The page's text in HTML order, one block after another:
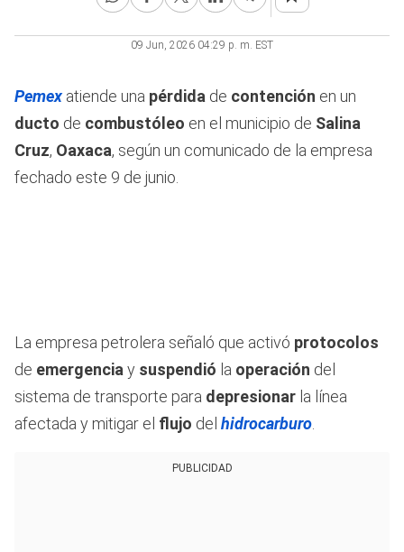
09 Jun, 2026 04:29 p. m. EST
Pemexatiende una pérdida de contención en un
ducto de combustóleo en el municipio de Salina
Cruz, Oaxaca, según un comunicado de la empresa
fechado este 9 de junio.
La empresa petrolera señaló que activó protocolos
de emergencia y suspendió la operación del
sistema de transporte para depresionar la línea
afectada y mitigar el flujo del hidrocarburo
PUBLICIDAD